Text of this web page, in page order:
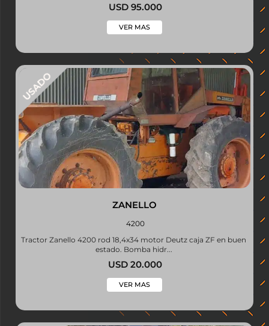
USD 95.000
VER MAS
ZANELLO
4200
Tractor Zanello 4200 rod 18,4x34 motor Deutz caja ZF en buen
estado. Bomba hidr...
USD 20.000
VER MAS